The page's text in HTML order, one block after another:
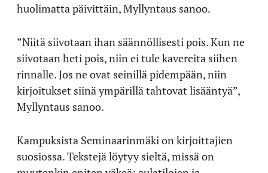
huolimatta päivittäin, Myllyntaus sanoo.
”Niitä siivotaan ihan säännöllisesti pois. Kun ne
siivotaan heti pois, niin ei tule kavereita siihen
rinnalle. Jos ne ovat seinillä pidempään, niin
kirjoitukset siinä ympärillä tahtovat lisääntyä”,
Myllyntaus sanoo.
Kampuksista Seminaarinmäki on kirjoittajien
suosiossa. Tekstejä löytyy sieltä, missä on